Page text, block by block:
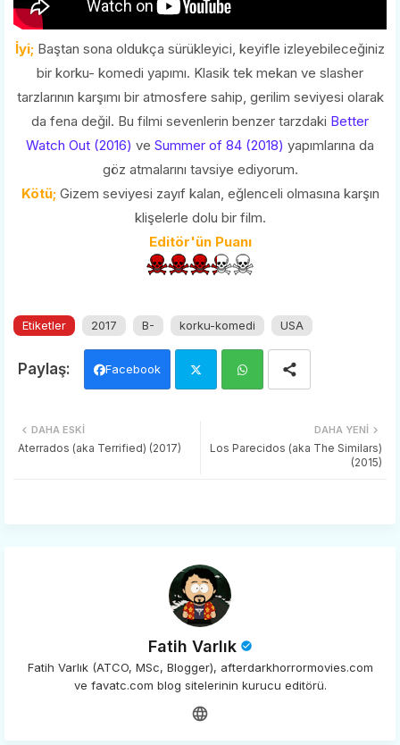
İyi; Baştan sona oldukça sürükleyici, keyifle izleyebileceğiniz
bir korku- komedi yapımı. Klasik tek mekan ve slasher
tarzlarının karşımı bir atmosfere sahip, gerilim seviyesi olarak
da fena değil. Bu filmi sevenlerin benzer tarzdaki Better
Watch Out (2016) ve Summer of 84 (2018) yapımlarına da
göz atmalarını tavsiye ediyorum.
Kötü;Gizem seviyesi zayıf kalan, eğlenceli olmasına karşın
klişelerle dolu bir film.
Editör'ün Puanı
Etiketler 2017 B- korku-komedi USA
Facebook
ats
DAHA YENI
Los Parecidos (aka The Similars)
(2015)
DAHA ESKI
Aterrados (aka Terrified) (2017)
Fatih Varlık
Fatih Varlık (ATCO, MSc, Blogger), afterdarkhorrormovies.com
ve favatc.com blog sitelerinin kurucu editörü.